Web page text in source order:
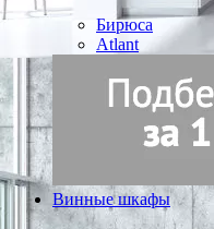
Бирюса
Atlant
Винные шкафы